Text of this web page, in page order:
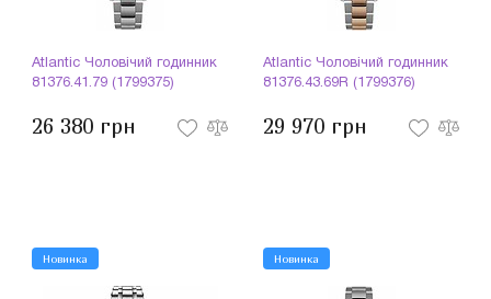
Atlantic Чоловічий годинник
81376.41.79 (1799375)
26 380 грн
Atlantic Чоловічий годинник
81376.43.69R (1799376)
29 970 грн
Новинка Новинка